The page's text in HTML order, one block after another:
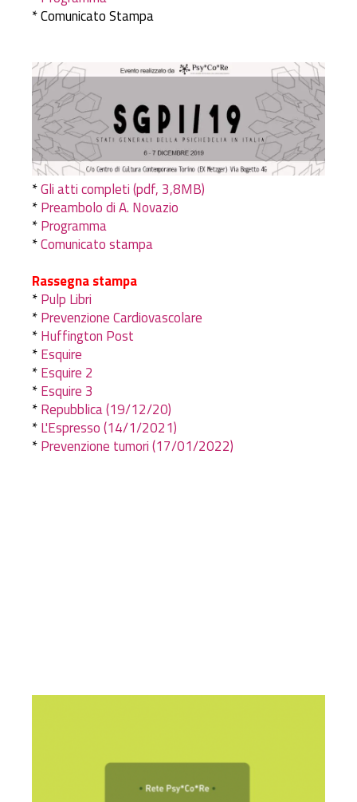
* Comunicato Stampa
*Gli atti completi (pdf, 3,8MB)
*Preambolo di A. Novazio
*Programma
*Comunicato stampa
Rassegna stampa
*Pulp Libri
*Prevenzione Cardiovascolare
*Huffington Post
*Esquire
*Esquire 2
*Esquire 3
*Repubblica (19/12/20)
*L'Espresso (14/1/2021)
*Prevenzione tumori (17/01/2022)